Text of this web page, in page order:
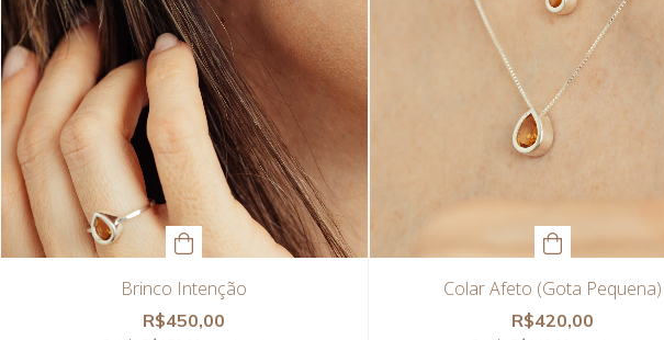
Brinco Intenção
R$450,00
Colar Afeto (Gota Pequena)
R$420,00